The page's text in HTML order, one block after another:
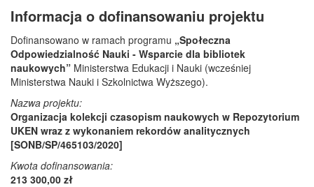
Informacja o dofinansowaniu projektu
Dofinansowano w ramach programu „Społeczna
Odpowiedzialność Nauki - Wsparcie dla bibliotek
naukowych” Ministerstwa Edukacji i Nauki (wcześniej
Ministerstwa Nauki i Szkolnictwa Wyższego).
Nazwa projektu:
Organizacja kolekcji czasopism naukowych w Repozytorium
UKEN wraz z wykonaniem rekordów analitycznych
[SONB/SP/465103/2020]
Kwota dofinansowania:
213 300,00 zł